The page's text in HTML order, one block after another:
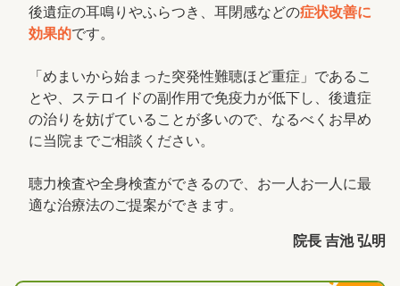
後遺症の耳鳴りやふらつき、耳閉感などの症状改善に
効果的です。
「めまいから始まった突発性難聴ほど重症」であるこ
とや、ステロイドの副作用で免疫力が低下し、後遺症
の治りを妨げていることが多いので、なるべくお早め
に当院までご相談ください。
聴力検査や全身検査ができるので、お一人お一人に最
適な治療法のご提案ができます。
院長 吉池 弘明